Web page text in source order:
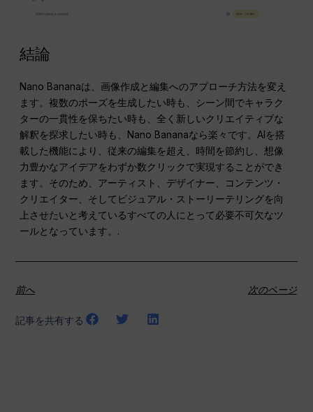
結論
Nano Bananaは、画像作成と編集へのアプローチ方法を変え
ます。複数のポーズを生成したい時も、シーン間でキャラク
ターの一貫性を保ちたい時も、全く新しいクリエイティブな
解釈を探求したい時も、Nano Bananaなら楽々です。AIを搭
載した機能により、従来の編集を超え、時間を節約し、想像
力豊かなアイデアをわずか数クリックで実現することができ
ます。そのため、アーティスト、デザイナー、コンテンツ・
クリエイター、そしてビジュアル・ストーリーテリングを向
上させたいと考えているすべての人にとって必要不可欠なツ
ールとなっています。.
前へ 次のページ
記事を共有する